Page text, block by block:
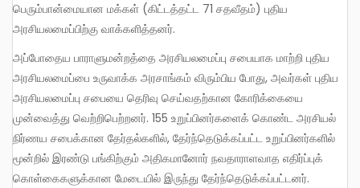
பெரும்பான்மையான மக்கள் (கிட்டத்தட்ட 71 சதவீதம்) புதிய
அரசியலமைப்பிற்கு வாக்களித்தனர்.
அப்போதைய பாராளுமன்றத்தை அரசியலமைப்பு சபையாக மாற்றி புதிய
அரசியலமைப்பை உருவாக்க அரசாங்கம் விரும்பிய போது, ​​அவர்கள் புதிய
அரசியலமைப்பு சபையை தெரிவு செய்வதற்கான கோரிக்கையை
முன்வைத்து வெற்றிபெற்றனர். 155 உறுப்பினர்களைக் கொண்ட அரசியல்
நிர்ணய சபைக்கான தேர்தல்களில், தேர்ந்தெடுக்கப்பட்ட உறுப்பினர்களில்
மூன்றில் இரண்டு பங்கிற்கும் அதிகமானோர் நவதாராளவாத எதிர்ப்புக்
கொள்கைகளுக்கான மேடையில் இருந்து தேர்ந்தெடுக்கப்பட்டனர்.